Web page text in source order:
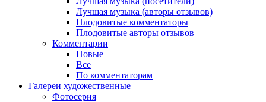
Лучшая музыка (авторы отзывов)
Плодовитые комментаторы
Плодовитые авторы отзывов
Комментарии
Новые
Все
По комментаторам
Галереи художественные
Фотосерия